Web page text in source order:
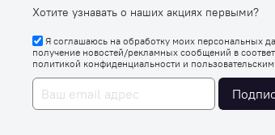
Хотите узнавать о наших акциях первыми?
Я соглашаюсь на обработку моих персональных
получение новостей/рекламных сообщений в
политикой конфиденциальности и